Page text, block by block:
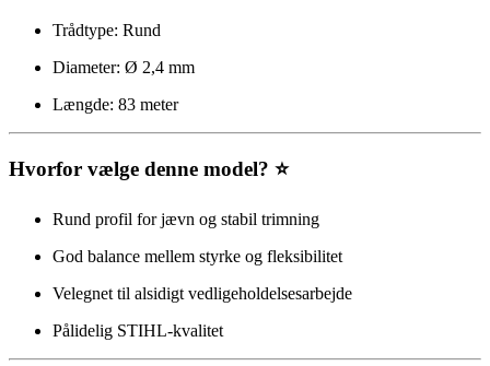
Trådtype: Rund
Diameter: Ø 2,4 mm
Længde: 83 meter
Hvorfor vælge denne model? ⭐
Rund profil for jævn og stabil trimning
God balance mellem styrke og fleksibilitet
Velegnet til alsidigt vedligeholdelsesarbejde
Pålidelig STIHL-kvalitet